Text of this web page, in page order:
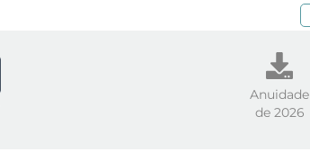
Anuidade
de 2026